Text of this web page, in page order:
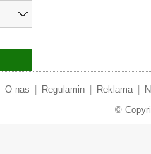
O nas Regulamin Reklama
©